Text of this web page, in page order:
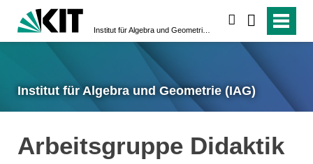
Institut für Algebra und Geometrie (IAG)
Arbeitsgruppe Didaktik